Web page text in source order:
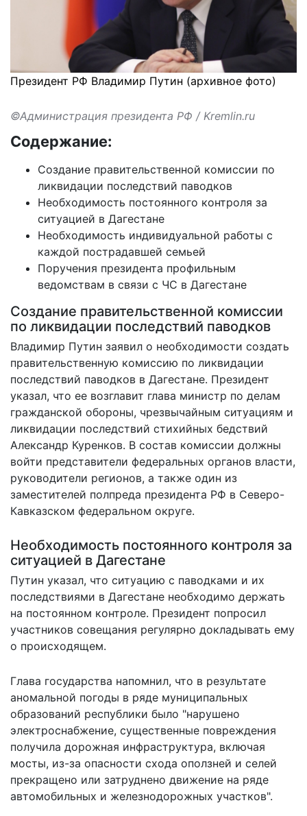
Президент РФ Владимир Путин (архивное фото)
©Администрация президента РФ / Kremlin.ru
Содержание:
Создание правительственной комиссии по
ликвидации последствий паводков
Необходимость постоянного контроля за
ситуацией в Дагестане
Необходимость индивидуальной работы с
каждой пострадавшей семьей
Поручения президента профильным
ведомствам в связи с ЧС в Дагестане
Создание правительственной комиссии
по ликвидации последствий паводков
Владимир Путин заявил о необходимости создать
правительственную комиссию по ликвидации
последствий паводков в Дагестане. Президент
указал, что ее возглавит глава министр по делам
гражданской обороны, чрезвычайным ситуациям и
ликвидации последствий стихийных бедствий
Александр Куренков. В состав комиссии должны
войти представители федеральных органов власти,
руководители регионов, а также один из
заместителей полпреда президента РФ в Северо-
Кавказском федеральном округе.
Необходимость постоянного контроля за
ситуацией в Дагестане
Путин указал, что ситуацию с паводками и их
последствиями в Дагестане необходимо держать
на постоянном контроле. Президент попросил
участников совещания регулярно докладывать ему
о происходящем.
Глава государства напомнил, что в результате
аномальной погоды в ряде муниципальных
образований республики было "нарушено
электроснабжение, существенные повреждения
получила дорожная инфраструктура, включая
мосты, из-за опасности схода оползней и селей
прекращено или затруднено движение на ряде
автомобильных и железнодорожных участков".